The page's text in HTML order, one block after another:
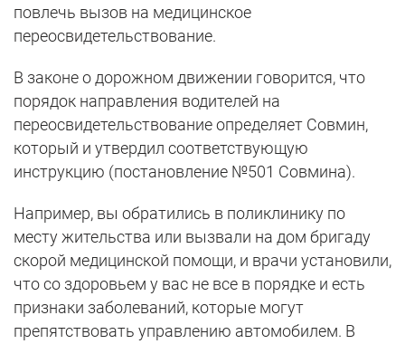
повлечь вызов на медицинское
переосвидетельствование.
В законе о дорожном движении говорится, что
порядок направления водителей на
переосвидетельствование определяет Совмин,
который и утвердил соответствующую
инструкцию (постановление №501 Совмина).
Например, вы обратились в поликлинику по
месту жительства или вызвали на дом бригаду
скорой медицинской помощи, и врачи установили,
что со здоровьем у вас не все в порядке и есть
признаки заболеваний, которые могут
препятствовать управлению автомобилем. В